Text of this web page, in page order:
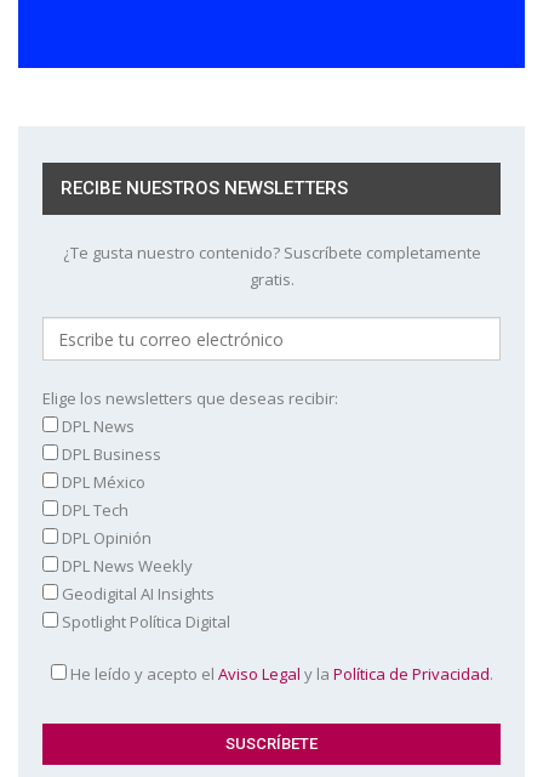
RECIBE NUESTROS NEWSLETTERS
¿Te gusta nuestro contenido? Suscríbete completamente
gratis.
Elige los newsletters que deseas recibir:
DPL News
DPL Business
DPL México
DPL Tech
DPL Opinión
DPL News Weekly
Geodigital AI Insights
Spotlight Política Digital
He leído y acepto el Aviso Legal y la Política de Privacidad.